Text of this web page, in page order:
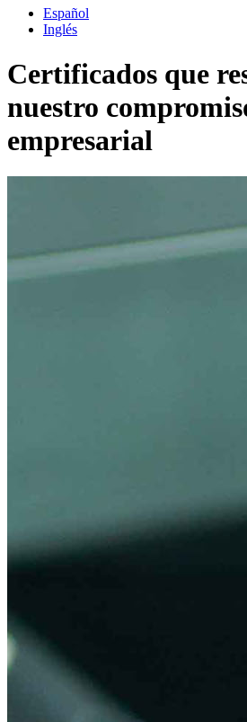
Español
Inglés
Certificados que
nuestro
empresarial